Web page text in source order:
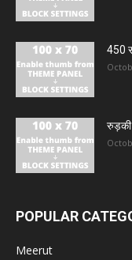
450
रुड़की
POPULAR
Meerut